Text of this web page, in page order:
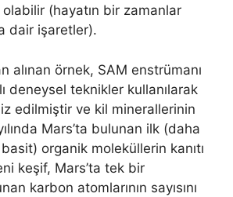
(hayatın bir zamanlar
dair işaretler).
alınan örnek, SAM enstrümanı
deneysel teknikler kullanılarak
edilmiştir ve kil minerallerinin
Mars’ta bulunan ilk (daha
organik moleküllerin kanıtı
keşif, Mars’ta tek bir
karbon atomlarının sayısını